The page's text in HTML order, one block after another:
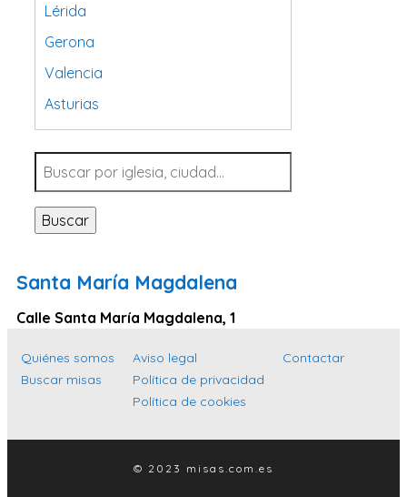
Lérida
Gerona
Valencia
Asturias
Tarragona
Navarra
Valladolid
Sevilla
Santa Cruz de Tenerife
Cantabria
Islas Baleares
Las Palmas
Alicante
Buscar
Santa María Magdalena
Calle Santa María Magdalena, 1
Quiénes somos
Buscar misas
Aviso legal
Política de privacidad
Política de cookies
Contactar
© 2023 misas.com.es